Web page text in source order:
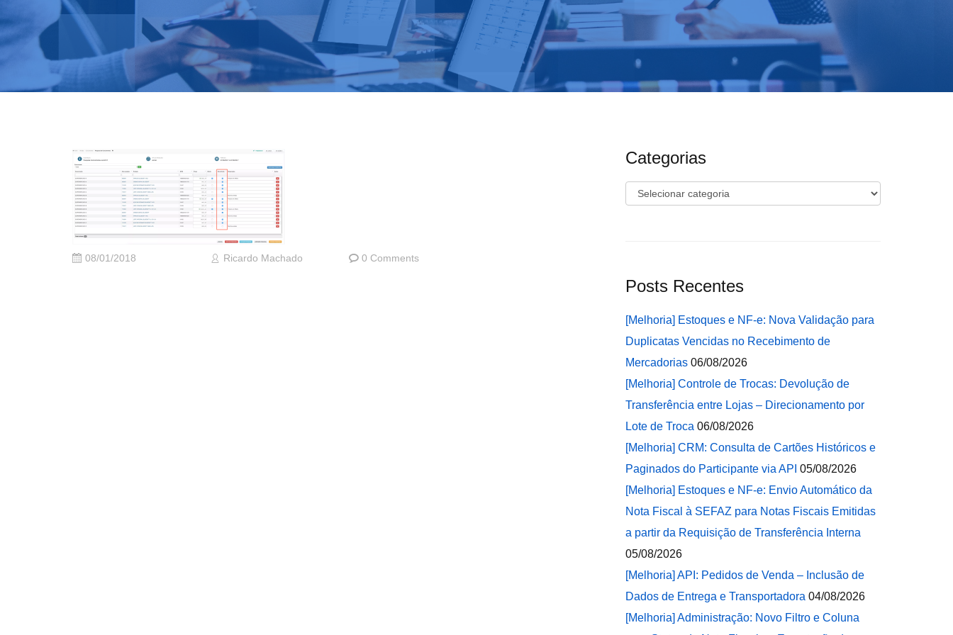
08/01/2018 Ricardo Machado 0 Comments
Categorias
Categorias
Posts Recentes
[Melhoria] Estoques e NF-e: Nova Validação para
Duplicatas Vencidas no Recebimento de
Mercadorias 06/08/2026
[Melhoria] Controle de Trocas: Devolução de
Transferência entre Lojas – Direcionamento por
Lote de Troca 06/08/2026
[Melhoria] CRM: Consulta de Cartões Históricos e
Paginados do Participante via API 05/08/2026
[Melhoria] Estoques e NF-e: Envio Automático da
Nota Fiscal à SEFAZ para Notas Fiscais Emitidas
a partir da Requisição de Transferência Interna
05/08/2026
[Melhoria] API: Pedidos de Venda – Inclusão de
Dados de Entrega e Transportadora 04/08/2026
[Melhoria] Administração: Novo Filtro e Coluna